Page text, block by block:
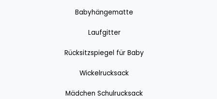
Babyhängematte
Laufgitter
Rücksitzspiegel für Baby
Wickelrucksack
Mädchen Schulrucksack